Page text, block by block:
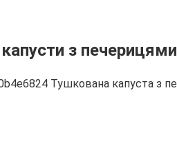
з печерицями